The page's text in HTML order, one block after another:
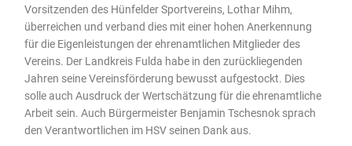
Vorsitzenden des Hünfelder Sportvereins, Lothar Mihm,
überreichen und verband dies mit einer hohen Anerkennung
für die Eigenleistungen der ehrenamtlichen Mitglieder des
Vereins. Der Landkreis Fulda habe in den zurückliegenden
Jahren seine Vereinsförderung bewusst aufgestockt. Dies
solle auch Ausdruck der Wertschätzung für die ehrenamtliche
Arbeit sein. Auch Bürgermeister Benjamin Tschesnok sprach
den Verantwortlichen im HSV seinen Dank aus.